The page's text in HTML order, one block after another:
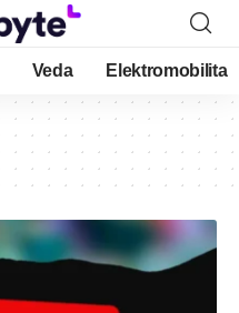
Veda Elektromobilita